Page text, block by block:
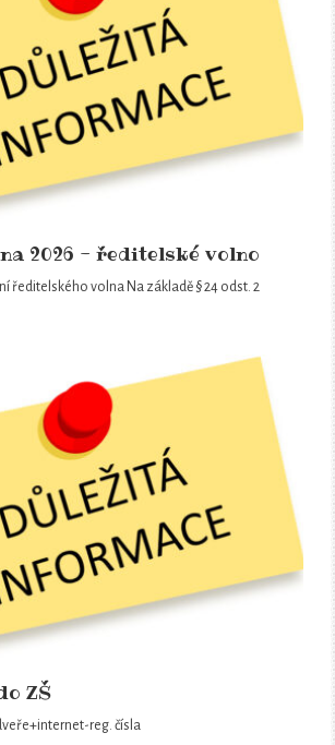
2026 - ředitelské volno
ředitelského volna Na základě § 24 odst. 2
ZŠ
reg. čísla